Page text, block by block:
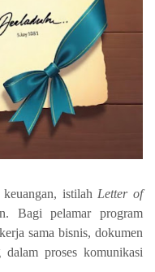
istilah Letter of
Bagi pelamar program
sama bisnis, dokumen
proses komunikasi